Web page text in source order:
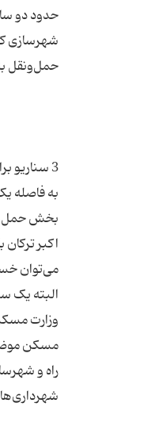
حدود دو
شهرسازی
به فاصله
اکبر ترکان
می‌توان
البته یک
وزارت
راه و